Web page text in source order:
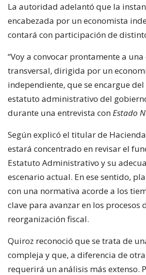
La autoridad adelantó que la
encabezada por un economista
contará con participación de
“Voy a convocar prontamente a
transversal, dirigida por un
independiente, que se encargue
estatuto administrativo del
durante una entrevista conEstado
Según explicó el titular de
estará concentrado en revisar el
Estatuto Administrativo y su
escenario actual. En ese sentido,
con una normativa acorde a los
clave para avanzar en los procesos
reorganización fiscal.
Quiroz reconoció que se trata de
compleja y que, a diferencia de
requerirá un análisis más extenso.